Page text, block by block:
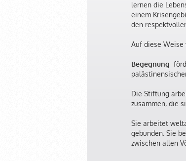
lernen die
einem
den
Auf diese Weise
Begegnung
Die Stiftung
zusammen, die
Sie arbeitet
gebunden. Sie
zwischen allen